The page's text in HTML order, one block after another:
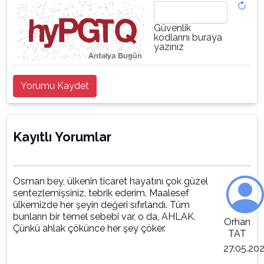
Güvenlik
kodlarını buraya
yazınız
Yorumu Kaydet
Kayıtlı Yorumlar
Osman bey, ülkenin ticaret hayatını çok güzel
sentezlemişsiniz, tebrik ederim. Maalesef
ülkemizde her şeyin değeri sıfırlandı. Tüm
bunların bir temel sebebi var, o da, AHLAK.
Çünkü ahlak çökünce her şey çöker.
Orhan
TAT